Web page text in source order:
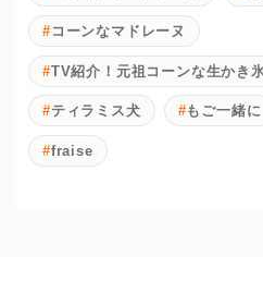
コーンなマドレーヌ
TV紹介！元祖コーンな生かき
ティラミス犬 もご一緒に
fraise